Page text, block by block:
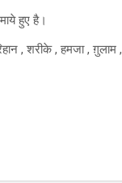
हुए है।
, शरीके , हमजा , ग़ुलाम ,